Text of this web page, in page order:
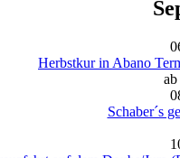
Herbstkur in Abano
Schaber´s